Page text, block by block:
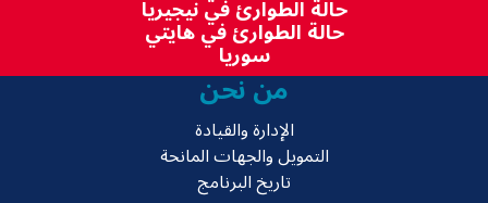
حالة الطوارئ في نيجيريا
حالة الطوارئ في هايتي
سوريا
من نحن
الإدارة والقيادة
التمويل والجهات المانحة
تاريخ البرنامج